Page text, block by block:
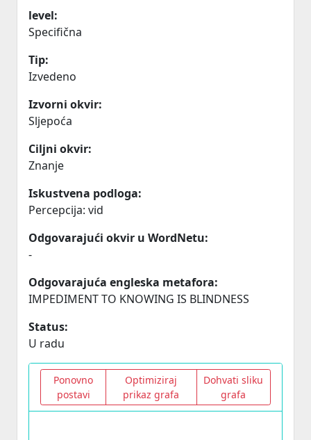
level:
Specifična
Tip:
Izvedeno
Izvorni okvir:
Sljepoća
Ciljni okvir:
Znanje
Iskustvena podloga:
Percepcija: vid
Odgovarajući okvir u WordNetu:
-
Odgovarajuća engleska metafora:
IMPEDIMENT TO KNOWING IS BLINDNESS
Status:
U radu
Ponovno
postavi
Optimiziraj
prikaz grafa
Dohvati sliku
grafa